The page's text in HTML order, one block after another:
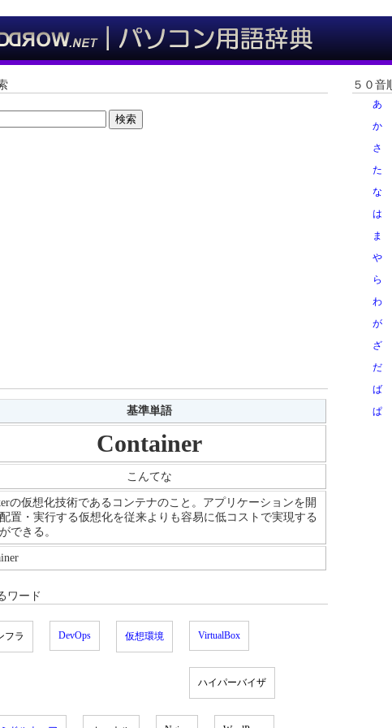
検索
基準単語
Container
こんてな
の仮想化技術であるコンテナのこと。アプリケーションを開
置・実行する仮想化を従来よりも容易に低コストで実現する
できる。
ワード
フラ DevOps 仮想環境 VirtualBox
ハイパーバイザ
５０音
あ
か
さ
た
な
は
ま
や
ら
わ
が
ざ
だ
ば
ぱ